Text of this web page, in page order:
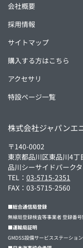
会社概要
採用情報
サイトマップ
購入する方はこちら
アクセサリ
特設ページ一覧
株式会社ジャパンエ
〒140-0002
東京都品川区東品川4丁
品川シーサイドパーク
TEL： 03-5715-2351
FAX：03-5715-2560
■総合通信局登録
無線局登録検査等事業者 登録番
■運輸局証明
GMDSS設備サービスステーショ